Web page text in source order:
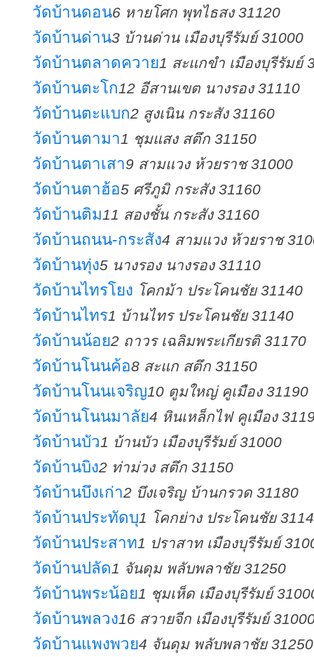
วัดบ้านดอน6 หายโศก พุทไธสง 31120
วัดบ้านด่าน3 บ้านด่าน เมืองบุรีรัมย์ 31000
วัดบ้านตลาดควาย1 สะแกขำ เมืองบุรีรัมย์
วัดบ้านตะโก12 อีสานเขต นางรอง 31110
วัดบ้านตะแบก2 สูงเนิน กระสัง 31160
วัดบ้านตามา1 ชุมแสง สตึก 31150
วัดบ้านตาเสา9 สามแวง ห้วยราช 31000
วัดบ้านตาฮ้อ5 ศรีภูมิ กระสัง 31160
วัดบ้านติม11 สองชั้น กระสัง 31160
วัดบ้านถนน-กระสัง4 สามแวง ห้วยราช
วัดบ้านทุ่ง5 นางรอง นางรอง 31110
วัดบ้านไทรโยง โคกม้า ประโคนชัย 31140
วัดบ้านไทร1 บ้านไทร ประโคนชัย 31140
วัดบ้านน้อย2 ถาวร เฉลิมพระเกียรติ 31170
วัดบ้านโนนค้อ8 สะแก สตึก 31150
วัดบ้านโนนเจริญ10 ตูมใหญ่ คูเมือง 31190
วัดบ้านโนนมาลัย4 หินเหล็กไฟ คูเมือง
วัดบ้านบัว1 บ้านบัว เมืองบุรีรัมย์ 31000
วัดบ้านบิง2 ท่าม่วง สตึก 31150
วัดบ้านบึงเก่า2 บึงเจริญ บ้านกรวด 31180
วัดบ้านประทัดบุ1 โคกย่าง ประโคนชัย
วัดบ้านประสาท1 ปราสาท เมืองบุรีรัมย์
วัดบ้านปลัด1 จันดุม พลับพลาชัย 31250
วัดบ้านพระน้อย1 ชุมเห็ด เมืองบุรีรัมย์
วัดบ้านพลวง16 สวายจีก เมืองบุรีรัมย์
วัดบ้านแพงพวย4 จันดุม พลับพลาชัย 31250